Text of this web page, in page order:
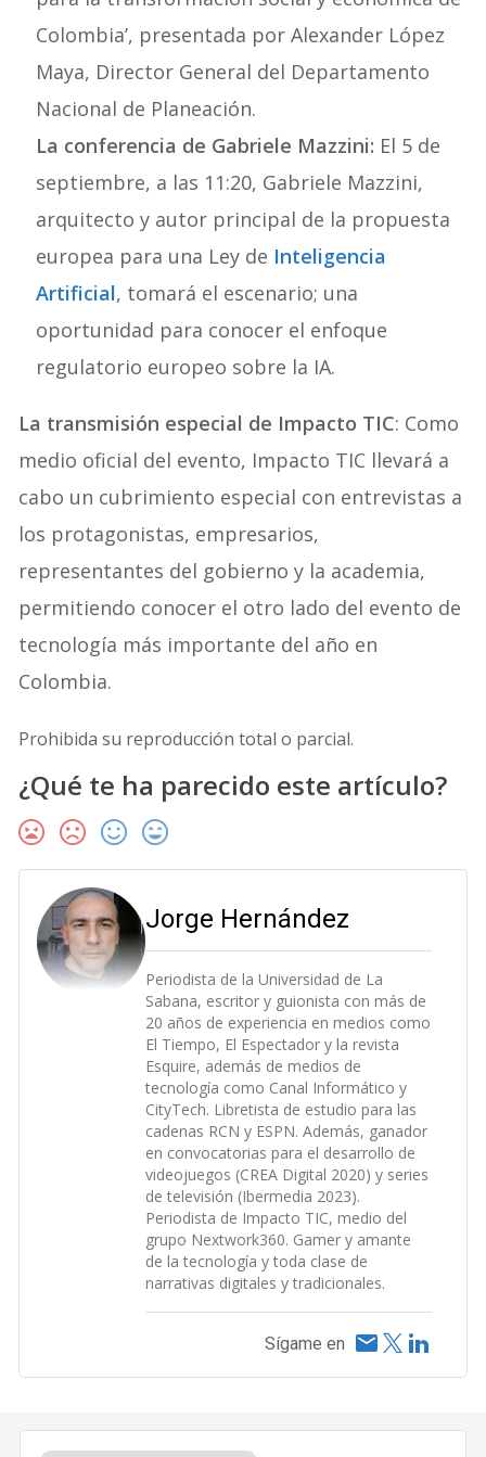
Colombia’, presentada por Alexander López
Maya, Director General del Departamento
Nacional de Planeación.
La conferencia de Gabriele Mazzini: El 5 de
septiembre, a las 11:20, Gabriele Mazzini,
arquitecto y autor principal de la propuesta
europea para una Ley de Inteligencia
Artificial, tomará el escenario; una
oportunidad para conocer el enfoque
regulatorio europeo sobre la IA.
La transmisión especial de Impacto TIC: Como
medio oficial del evento, Impacto TIC llevará a
cabo un cubrimiento especial con entrevistas a
los protagonistas, empresarios,
representantes del gobierno y la academia,
permitiendo conocer el otro lado del evento de
tecnología más importante del año en
Colombia.
Prohibida su reproducción total o parcial.
¿Qué te ha parecido este artículo?
Jorge Hernández
Periodista de la Universidad de La
Sabana, escritor y guionista con más de
20 años de experiencia en medios como
El Tiempo, El Espectador y la revista
Esquire, además de medios de
tecnología como Canal Informático y
CityTech. Libretista de estudio para las
cadenas RCN y ESPN. Además, ganador
en convocatorias para el desarrollo de
videojuegos (CREA Digital 2020) y series
de televisión (Ibermedia 2023).
Periodista de Impacto TIC, medio del
grupo Nextwork360. Gamer y amante
de la tecnología y toda clase de
narrativas digitales y tradicionales.
Sígame en